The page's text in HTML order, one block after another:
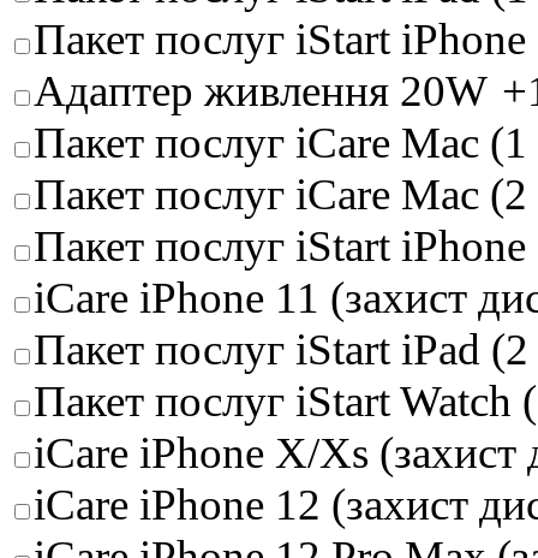
Пакет послуг iStart iPhone
Адаптер живлення 20W
Пакет послуг iCare Mac (1
Пакет послуг iCare Mac
Пакет послуг iStart
iCare iPhone 11 (захист
Пакет послуг iStart iPad
Пакет послуг iStart Watch
iCare iPhone X/Xs (захист
iCare iPhone 12 (захист